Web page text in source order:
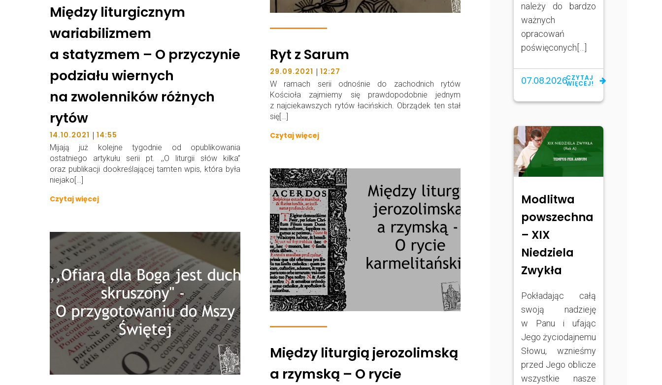
Między liturgicznym
wariabilizmem
a statyzmem – O przyczynie
podziału wiernych
na zwolenników różnych
rytów
14.10.2021 | 14:55
Mijają już kolejne tygodnie od opublikowania
ostatniego artykułu serii pt. ,,O liturgii słów kilka”
oraz publikacji dookreślającej tamten wpis, która była
niejako[…]
Czytaj więcej
Ryt z Sarum
29.09.2021 | 12:27
W ramach serii odnośnie do zachodnich rytów
Kościoła zajmiemy się prawdopodobnie jednym
z najciekawszych rytów łacińskich. Obrządek ten stał
się[…]
Czytaj więcej
Między liturgią jerozolimską
a rzymską – O rycie
należy do bardzo
ważnych
opracowań
poświęconych[…]
07.08.2026CZYTAJ
WIĘCEJ!
Modlitwa
powszechna
– XIX
Niedziela
Zwykła
Pokładając całą
swoją nadzieję
w Panu i ufając
Jego życiodajnemu
Słowu, wznieśmy
przed Jego oblicze
wszystkie nasze